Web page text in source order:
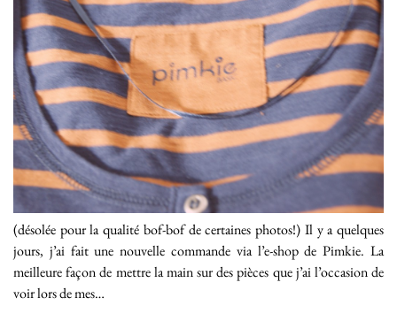
(désolée pour la qualité bof-bof de certaines photos!) Il y a quelques
jours, j’ai fait une nouvelle commande via l’e-shop de Pimkie. La
meilleure façon de mettre la main sur des pièces que j’ai l’occasion de
voir lors de mes…